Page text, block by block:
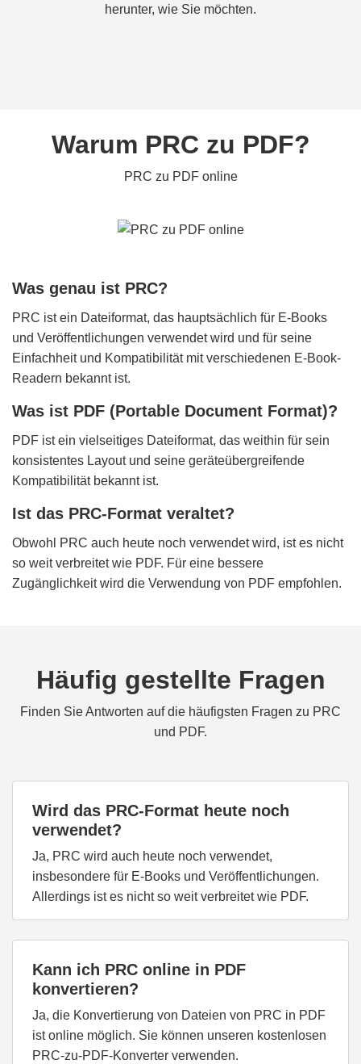
herunter, wie Sie möchten.
Warum PRC zu PDF?
PRC zu PDF online
Was genau ist PRC?
PRC ist ein Dateiformat, das hauptsächlich für E-Books
und Veröffentlichungen verwendet wird und für seine
Einfachheit und Kompatibilität mit verschiedenen E-Book-
Readern bekannt ist.
Was ist PDF (Portable Document Format)?
PDF ist ein vielseitiges Dateiformat, das weithin für sein
konsistentes Layout und seine geräteübergreifende
Kompatibilität bekannt ist.
Ist das PRC-Format veraltet?
Obwohl PRC auch heute noch verwendet wird, ist es nicht
so weit verbreitet wie PDF. Für eine bessere
Zugänglichkeit wird die Verwendung von PDF empfohlen.
Häufig gestellte Fragen
Finden Sie Antworten auf die häufigsten Fragen zu PRC
und PDF.
Wird das PRC-Format heute noch
verwendet?
Ja, PRC wird auch heute noch verwendet,
insbesondere für E-Books und Veröffentlichungen.
Allerdings ist es nicht so weit verbreitet wie PDF.
Kann ich PRC online in PDF
konvertieren?
Ja, die Konvertierung von Dateien von PRC in PDF
ist online möglich. Sie können unseren kostenlosen
PRC-zu-PDF-Konverter verwenden.